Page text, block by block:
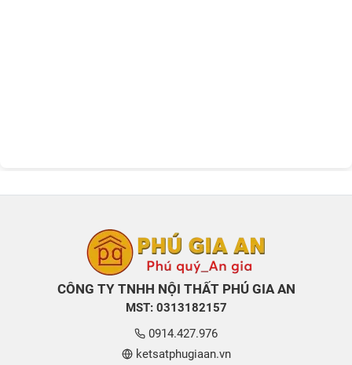
CÔNG TY TNHH NỘI THẤT PHÚ GIA AN
MST: 0313182157
0914.427.976
ketsatphugiaan.vn